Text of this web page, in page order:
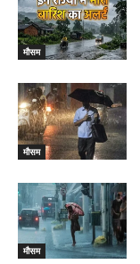
मौसम
मौसम
मौसम